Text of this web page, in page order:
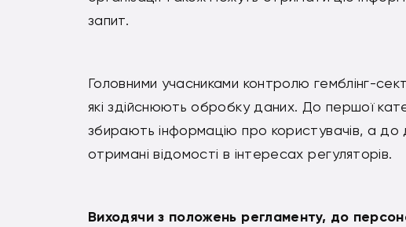
запит.
Головними учасниками контролю гемблінг-
які здійснюють обробку даних. До першої
збирають інформацію про користувачів, а
отримані відомості в інтересах регуляторів.
Виходячи з положень регламенту, до